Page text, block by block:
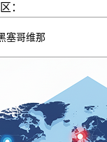
：
塞哥维那